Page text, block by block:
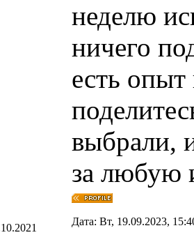
неделю
ничего
есть
выбрали,
за любую
Дата: Вт, 19.09.2023,